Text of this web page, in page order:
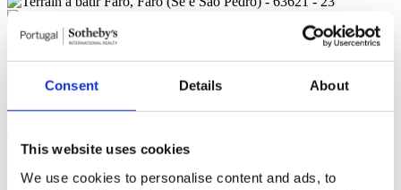
Consent Details About
This website uses cookies
We use cookies to personalise content and ads, to
Faro, Faro (Sé e São Pedro),
10.000.000 €
Terrain à bâtir (ref: 105230074)
Nous contacter